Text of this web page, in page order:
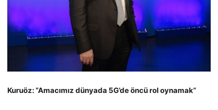
Kuruöz: “Amacımız dünyada 5G’de öncü rol oynamak”